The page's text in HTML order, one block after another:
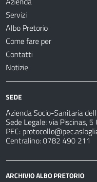
Servizi
Albo Pretorio
Come fare per
Contatti
Notizie
SEDE
Azienda Socio-Sanitaria
Sede Legale: via Piscinas,
PEC:
Centralino: 0782 490 211
ARCHIVIO ALBO PRETORIO